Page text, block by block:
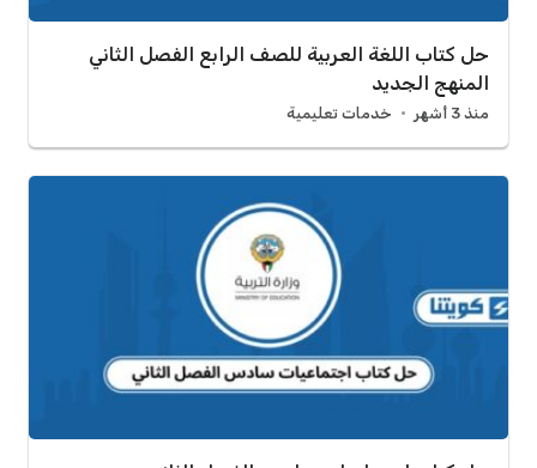
حل كتاب اللغة العربية للصف الرابع الفصل الثاني
المنهج الجديد
منذ 3 أشهر خدمات تعليمية